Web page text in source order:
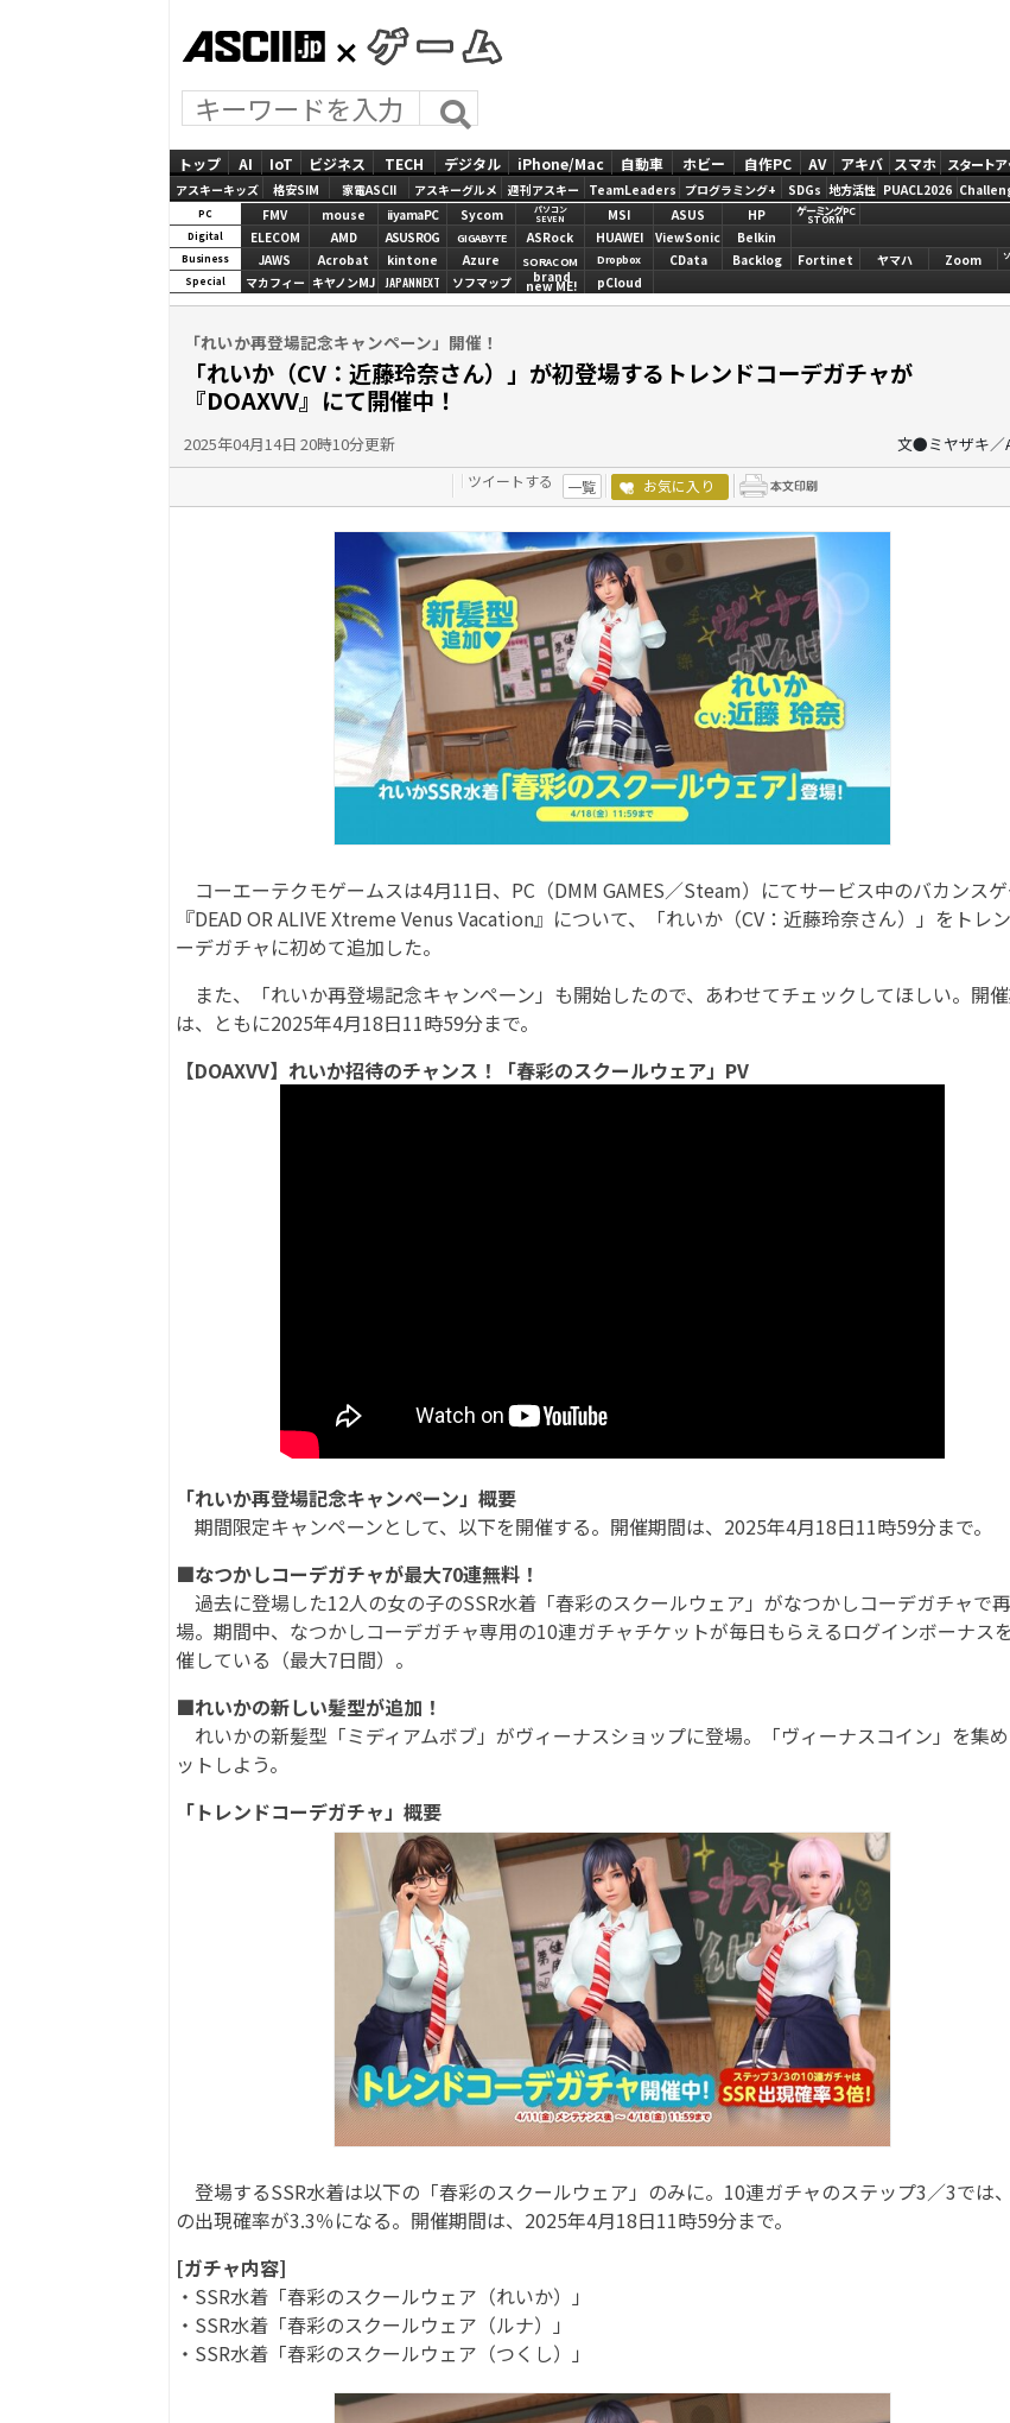
トップ AI IoT ビジネス TECH デジタル iPhone/Mac 自動車 ホビー 自作PC AV アキバ スマホ スタート
アスキーキッズ 格安SIM 家電ASCII アスキーグルメ 週刊アスキー TeamLeaders プログラミング+ SDGs 地方活性 PUACL2026
PC FMV mouse iiyamaPC Sycom
パソコン
SEVEN
MSI ASUS HP ゲーミングPC
STORM
Digital ELECOM AMD ASUS ROG GIGABYTE ASRock HUAWEI ViewSonic Belkin
Business JAWS Acrobat kintone Azure SORACOM Dropbox CData Backlog Fortinet ヤマハ Zoom
Special マカフィー キヤノンMJ JAPANNEXT ソフマップ brand
new ME! pCloud
「れいか再登場記念キャンペーン」開催！
「れいか（CV：近藤玲奈さん）」が初登場するトレンドコーデガチャが
『DOAXVV』にて開催中！
2025年04月14日 20時10分更新 文●ミヤザキ／
ツイートする 一覧 お気に入り
コーエーテクモゲームスは4月11日、PC（DMM GAMES／Steam）にてサービス中のバカンス
『DEAD OR ALIVE Xtreme Venus Vacation』について、「れいか（CV：近藤玲奈さん）」をトレ
ーデガチャに初めて追加した。
また、「れいか再登場記念キャンペーン」も開始したので、あわせてチェックしてほしい。開
は、ともに2025年4月18日11時59分まで。
【DOAXVV】れいか招待のチャンス！「春彩のスクールウェア」PV
「れいか再登場記念キャンペーン」概要
期間限定キャンペーンとして、以下を開催する。開催期間は、2025年4月18日11時59分まで。
■なつかしコーデガチャが最大70連無料！
過去に登場した12人の女の子のSSR水着「春彩のスクールウェア」がなつかしコーデガチャで
場。期間中、なつかしコーデガチャ専用の10連ガチャチケットが毎日もらえるログインボーナス
催している（最大7日間）。
■れいかの新しい髪型が追加！
れいかの新髪型「ミディアムボブ」がヴィーナスショップに登場。「ヴィーナスコイン」を集
ットしよう。
「トレンドコーデガチャ」概要
登場するSSR水着は以下の「春彩のスクールウェア」のみに。10連ガチャのステップ3／3では
の出現確率が3.3％になる。開催期間は、2025年4月18日11時59分まで。
[ガチャ内容]
・SSR水着「春彩のスクールウェア（れいか）」
・SSR水着「春彩のスクールウェア（ルナ）」
・SSR水着「春彩のスクールウェア（つくし）」